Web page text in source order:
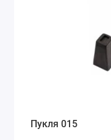
Пукля 015